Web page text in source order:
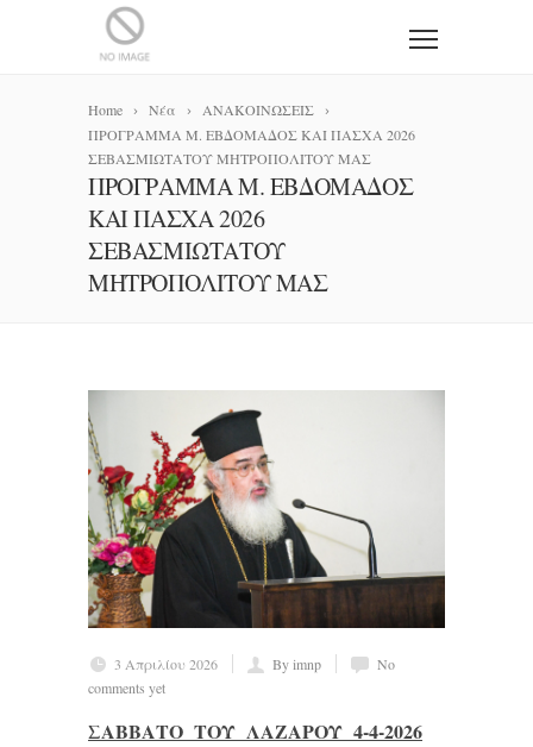
Home Νέα
ΑΝΑΚΟΙΝΩΣΕΙΣ
ΠΡΟΓΡΑΜΜΑ Μ. ΕΒΔΟΜΑΔΟΣ ΚΑΙ ΠΑΣΧΑ 2026
ΣΕΒΑΣΜΙΩΤΑΤΟΥ ΜΗΤΡΟΠΟΛΙΤΟΥ ΜΑΣ
ΠΡΟΓΡΑΜΜΑ Μ. ΕΒΔΟΜΑΔΟΣ
ΚΑΙ ΠΑΣΧΑ 2026
ΣΕΒΑΣΜΙΩΤΑΤΟΥ
ΜΗΤΡΟΠΟΛΙΤΟΥ ΜΑΣ
3 Απριλίου 2026 By imnp
No
comments yet
ΣΑΒΒΑΤΟ ΤΟΥ ΛΑΖΑΡΟΥ 4-4-2026